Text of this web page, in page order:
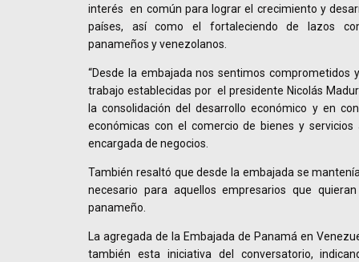
interés en común para lograr el crecimiento y
países, así como el fortaleciendo de lazos
panameños y venezolanos.
“Desde la embajada nos sentimos comprometidos
trabajo establecidas por el presidente Nicolás
la consolidación del desarrollo económico y en
económicas con el comercio de bienes y
encargada de negocios.
También resaltó que desde la embajada se
necesario para aquellos empresarios que
panameño.
La agregada de la Embajada de Panamá en
también esta iniciativa del conversatorio,